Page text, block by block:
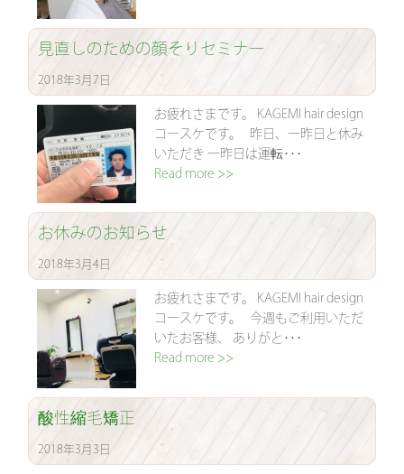
見直しのための顔そりセミナー
2018年3月7日
お疲れさまです。 KAGEMI hair design
コースケです。 昨日、一昨日と休み
いただき 一昨日は運転･･･
Read more >>
お休みのお知らせ
2018年3月4日
お疲れさまです。 KAGEMI hair design
コースケです。 今週もご利用いただ
いたお客様、 ありがと･･･
Read more >>
酸性縮毛矯正
2018年3月3日